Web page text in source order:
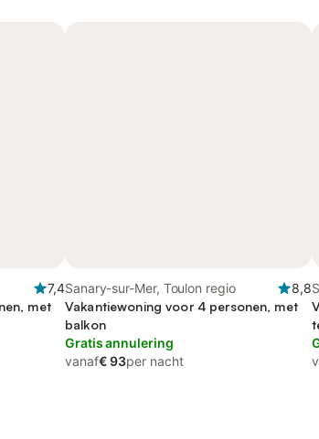
7,4
met
Sanary-sur-Mer, Toulon regio
8,8
Vakantiewoning voor 4 personen, met
balkon
Gratis annulering
vanaf€ 93per nacht